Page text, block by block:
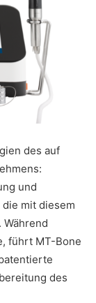
des auf
und
die mit diesem
führt MT-Bone
des